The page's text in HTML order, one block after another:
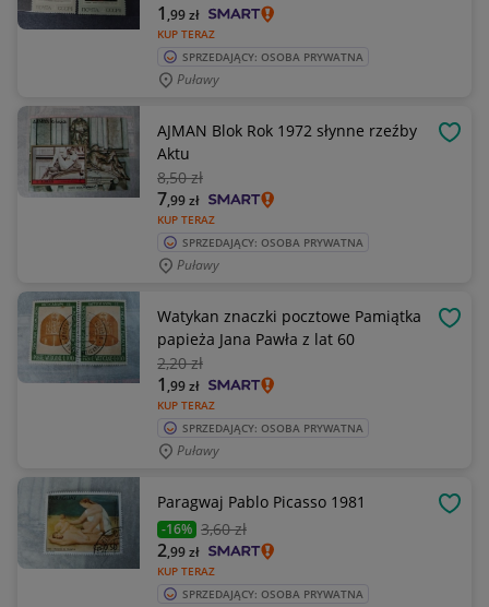
KUP TERAZ
1 ,99zł
SPRZEDAJĄCY: OSOBA PRYWATNA
Puławy
AJMAN Blok Rok 1972 słynne rzeźby
Aktu
8,50 zł
KUP TERAZ
7,99zł
SPRZEDAJĄCY: OSOBA PRYWATNA
Puławy
Watykan znaczki pocztowe Pamiątka
papieża Jana Pawła z lat 60
2,20 zł
KUP TERAZ
1 ,99zł
SPRZEDAJĄCY: OSOBA PRYWATNA
Puławy
Paragwaj Pablo Picasso 1981
-16% 3,60 zł
KUP TERAZ
2,99zł
SPRZEDAJĄCY: OSOBA PRYWATNA